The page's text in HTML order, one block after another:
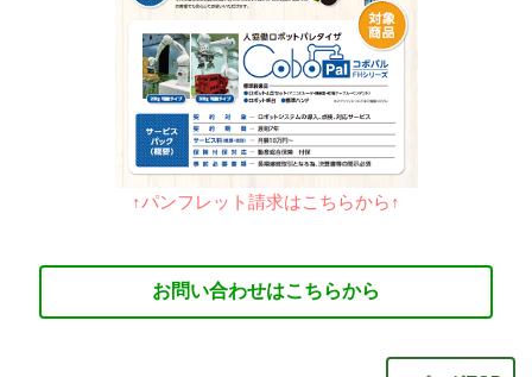
↑パンフレット請求はこちらから↑
お問い合わせはこちらから